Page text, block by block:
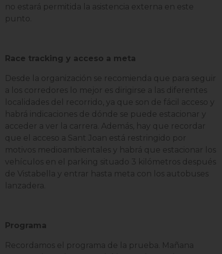
no estará permitida la asistencia externa en este
punto.
Race tracking y acceso a meta
Desde la organización se recomienda que para seguir
a los corredores lo mejor es dirigirse a las diferentes
localidades del recorrido, ya que son de fácil acceso y
habrá indicaciones de dónde se puede estacionar y
acceder a ver la carrera. Además, hay que recordar
que el acceso a Sant Joan está restringido por
motivos medioambientales y habrá que estacionar los
vehículos en el parking situado 3 kilómetros después
de Vistabella y entrar hasta meta con los autobuses
lanzadera.
Programa
Recordamos el programa de la prueba. Mañana